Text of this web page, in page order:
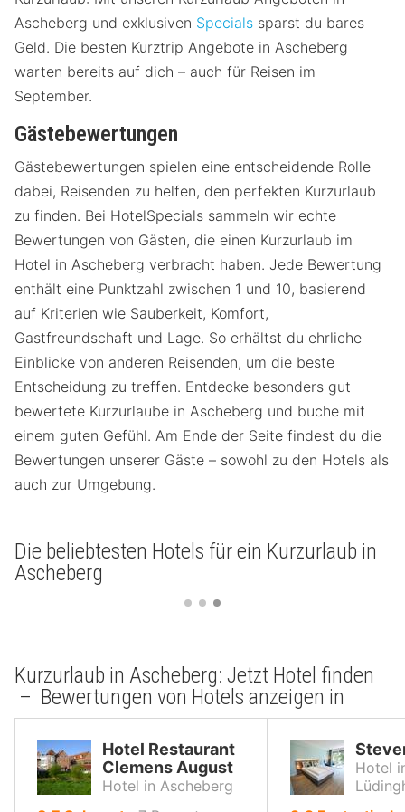
Ascheberg und exklusiven Specials sparst du bares
Geld. Die besten Kurztrip Angebote in Ascheberg
warten bereits auf dich – auch für Reisen im
September.
Gästebewertungen
Gästebewertungen spielen eine entscheidende Rolle
dabei, Reisenden zu helfen, den perfekten Kurzurlaub
zu finden. Bei HotelSpecials sammeln wir echte
Bewertungen von Gästen, die einen Kurzurlaub im
Hotel in Ascheberg verbracht haben. Jede Bewertung
enthält eine Punktzahl zwischen 1 und 10, basierend
auf Kriterien wie Sauberkeit, Komfort,
Gastfreundschaft und Lage. So erhältst du ehrliche
Einblicke von anderen Reisenden, um die beste
Entscheidung zu treffen. Entdecke besonders gut
bewertete Kurzurlaube in Ascheberg und buche mit
einem guten Gefühl. Am Ende der Seite findest du die
Bewertungen unserer Gäste – sowohl zu den Hotels als
auch zur Umgebung.
Die beliebtesten Hotels für ein Kurzurlaub in
Ascheberg
Kurzurlaub in Ascheberg: Jetzt Hotel finden
– Bewertungen von Hotels anzeigen in
Hotel Restaurant
Clemens August
Hotel in Ascheberg
Hotel